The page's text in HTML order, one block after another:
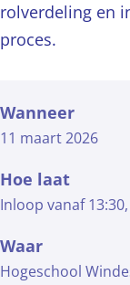
rolverdeling en
proces.
Wanneer
11 maart 2026
Hoe laat
Inloop vanaf
Waar
Hogeschool